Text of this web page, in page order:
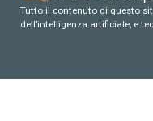
Tutto il contenuto di questo
dell’intelligenza artificiale, e